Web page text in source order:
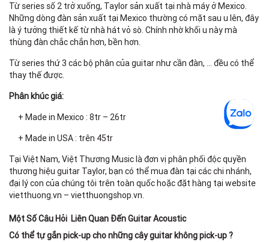
Từ series số 2 trở xuống, Taylor sản xuất tại nhà máy ở Mexico.
Những dòng đàn sản xuất tại Mexico thường có mặt sau u lên, đây
là ý tưởng thiết kế từ nhà hát vỏ sò. Chính nhờ khối u này mà
thùng đàn chắc chắn hơn, bền hơn.
Từ series thứ 3 các bộ phân của guitar như cần đàn, … đều có thể
thay thế được.
Phân khúc giá:
+ Made in Mexico : 8tr – 26tr
+ Made in USA : trên 45tr
Tại Việt Nam, Việt Thương Music là đơn vị phân phối độc quyền
thương hiệu guitar Taylor, bạn có thể mua đàn tại các chi nhánh,
đại lý con của chúng tôi trên toàn quốc hoặc đặt hàng tại website
vietthuong.vn – vietthuongshop.vn.
Một Số Câu Hỏi Liên Quan Đến Guitar Acoustic
Có thể tự gắn pick-up cho những cây guitar không pick-up ?